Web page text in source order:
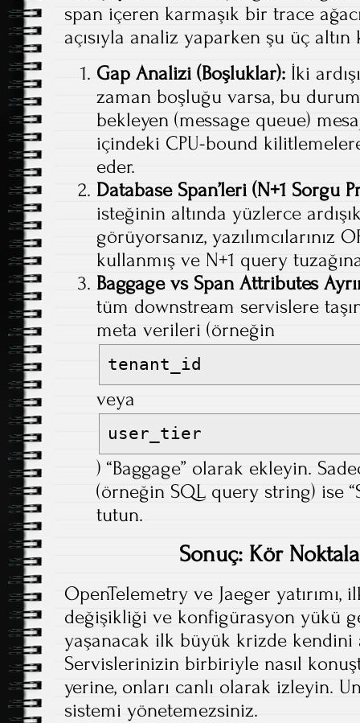
span içeren karmaşık bir trace
açısıyla analiz yaparken şu üç altın
Gap Analizi (Boşluklar): İki
zaman boşluğu varsa, bu
bekleyen (message queue)
içindeki CPU-bound
eder.
Database Span’leri (N+1 Sorgu
isteğinin altında yüzlerce
görüyorsanız, yazılımcılarınız
kullanmış ve N+1 query
Baggage vs Span Attributes
tüm downstream servislere
meta verileri (örneğin
tenant_id
veya
user_tier
) “Baggage” olarak ekleyin.
(örneğin SQL query string) ise
tutun.
Sonuç: Kör
OpenTelemetry ve Jaeger
değişikliği ve konfigürasyon yükü
yaşanacak ilk büyük krizde kendini
Servislerinizin birbiriyle nasıl
yerine, onları canlı olarak izleyin.
sistemi yönetemezsiniz.